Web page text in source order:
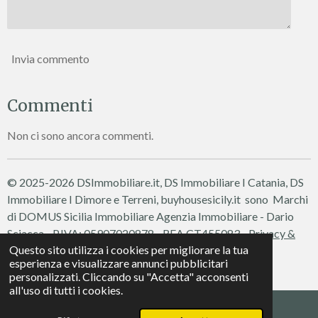
Questo sito utilizza i cookies per migliorare la tua
esperienza e visualizzare annunci pubblicitari
personalizzati. Cliccando su "Accetta" acconsenti
all'uso di tutti i cookies.
Invia commento
Commenti
Non ci sono ancora commenti.
© 2025-2026 DSImmobiliare.it, DS Immobiliare I Catania, DS
Immobiliare I Dimore e Terreni, buyhousesicily.it sono Marchi
di DOMUS Sicilia ImmobiliareAgenzia Immobiliare - Dario
Sciacca - P.IVA: 05907020878 - REA CT455083 -Privacy &
Cookie Policy
Fornito daWebador